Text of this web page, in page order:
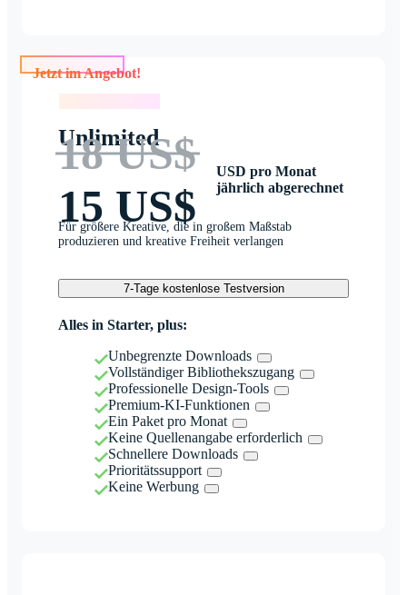
Jetzt im Angebot!
Unlimited
18 US$
15 US$
USD pro Monat
jährlich abgerechnet
Für größere Kreative, die in großem Maßstab
produzieren und kreative Freiheit verlangen
7-Tage kostenlose Testversion
Alles in Starter, plus:
Unbegrenzte Downloads
Vollständiger Bibliothekszugang
Professionelle Design-Tools
Premium-KI-Funktionen
Ein Paket pro Monat
Keine Quellenangabe erforderlich
Schnellere Downloads
Prioritätssupport
Keine Werbung